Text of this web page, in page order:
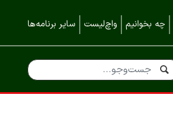
چه بخوانیم واچ‌لیست سایر برنامه‌ها